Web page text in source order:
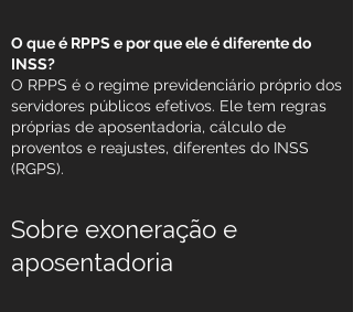
O que é RPPS e por que ele é diferente do
INSS?
O RPPS é o regime previdenciário próprio dos
servidores públicos efetivos. Ele tem regras
próprias de aposentadoria, cálculo de
proventos e reajustes, diferentes do INSS
(RGPS).
Sobre exoneração e
aposentadoria